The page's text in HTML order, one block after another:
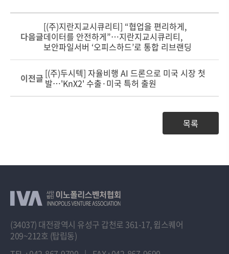
다음글
[(주)지란지교시큐리티] “협업을 편리하게,
데이터를 안전하게”…지란지교시큐리티,
보안파일서버 ‘오피스하드’로 통합 리브랜딩
이전글 [(주)두시텍] 자율비행 AI 드론으로 미국 시장 첫
발…'KnX2' 수출·미국 특허 출원
목록
(34037) 대전광역시 유성구 갑천로 361-17, 윕스퀘어
209~212호 (탑립동)